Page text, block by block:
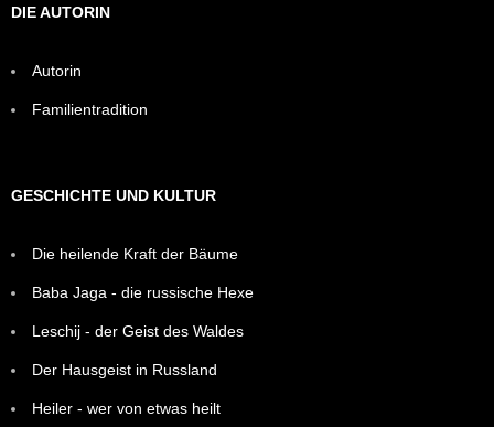
DIE AUTORIN
Autorin
Familientradition
GESCHICHTE UND KULTUR
Die heilende Kraft der Bäume
Baba Jaga - die russische Hexe
Leschij - der Geist des Waldes
Der Hausgeist in Russland
Heiler - wer von etwas heilt